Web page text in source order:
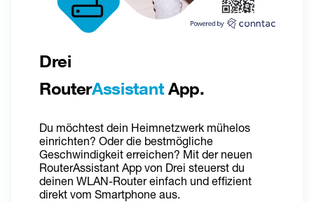
Drei
RouterAssistant App.
Du möchtest dein Heimnetzwerk mühelos
einrichten? Oder die bestmögliche
Geschwindigkeit erreichen? Mit der neuen
RouterAssistant App von Drei steuerst du
deinen WLAN-Router einfach und effizient
direkt vom Smartphone aus.